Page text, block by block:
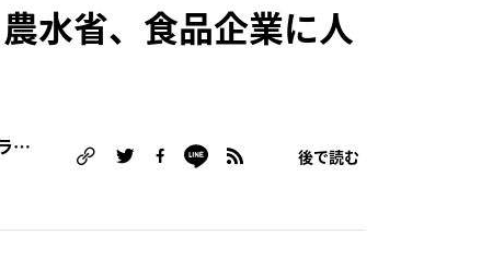
水省、食品企業に人
潮崎 真惟子（認定NPO法人フェアトレード・ラベル・ジャパン事務局長） 後で読む